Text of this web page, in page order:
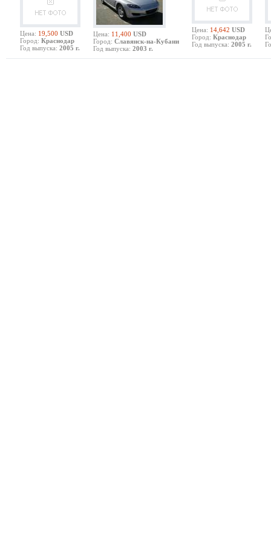
Цена: 19,500 USD
Город: Краснодар
Год выпуска: 2005 г.
Цена: 11,400 USD
Город: Славянск-на-Кубани
Год выпуска: 2003 г.
Цена: 14,642 USD
Город: Краснодар
Год выпуска: 2005 г.